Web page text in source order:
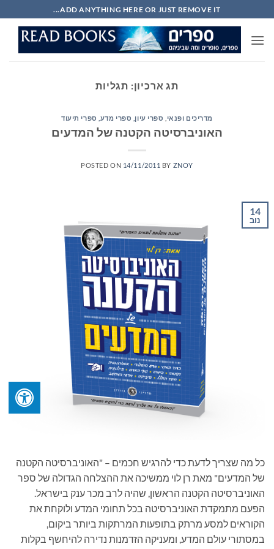
to
content
ADD ANYTHING HERE OR JUST REMOVE IT...
תג ארכיון: תגליות
מדריכים ופנאי ספרי עיון, ספרי מדע, ספרי תיעוד
האוניברסיטה הקטנה של המדעים
POSTED ON 14/11/2011 BY ZNOY
14
נוב
כל מה שצריך לדעת כדי להרגיש חכמים – "האוניברסיטה הקטנה
של המדעים" מאת רן לוי ממשיכה את ההצלחה הגדולה של ספר
האוניברסיטה הקטנה הראשון, שהיה לרב מכר ענק בישראל.
הפעם מתמקדת האוניברסיטה בכל תחומי המדע ולוקחת את
הקוראים למסע מרתק בתופעות המרתקות ביותר ביקום,
במסתורי עולם המדע, ומעניקה הזדמנות נדירה להיחשף בקלות